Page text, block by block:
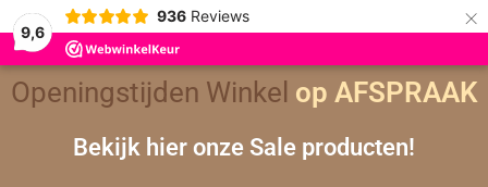
9,6
936 Reviews ×
Openingstijden Winkel op AFSPRAAK
Bekijk hier onze Sale producten!